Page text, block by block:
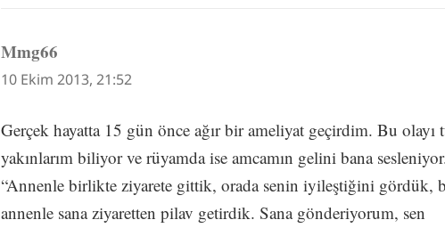
Mmg66
ki:
10 Ekim 2013, 21:52
Gerçek hayatta 15 gün önce ağır bir ameliyat geçirdim. Bu olayı
yakınlarım biliyor ve rüyamda ise amcamın gelini bana
“Annenle birlikte ziyarete gittik, orada senin iyileştiğini gördük,
annenle sana ziyaretten pilav getirdik. Sana gönderiyorum, sen